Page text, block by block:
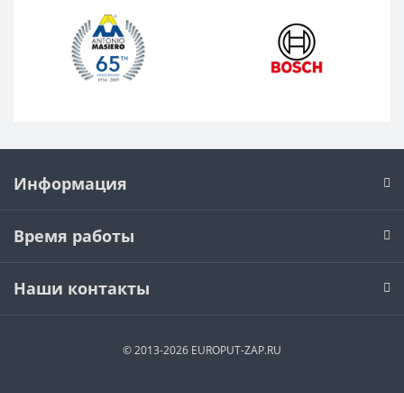
Информация
Время работы
Наши контакты
© 2013-2026 EUROPUT-ZAP.RU